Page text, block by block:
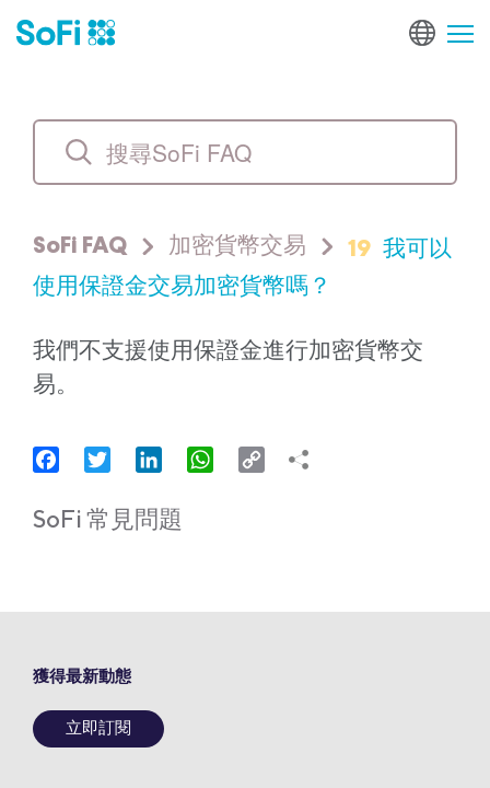
SoFi FAQ 加密貨幣交易 19 我可以
使用保證金交易加密貨幣嗎？
我們不支援使用保證金進行加密貨幣交
易。
FacebookTwitter LinkedInWhatsApp
Copy
SoFi 常見問題
獲得最新動態
立即訂閱